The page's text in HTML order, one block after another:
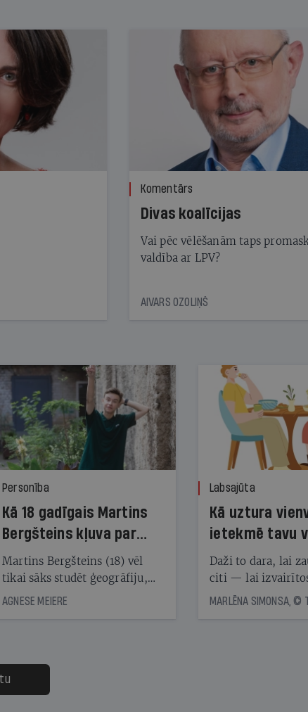
Komentārs
Divas koalīcijas
Vai pēc vēlēšanām taps
valdība ar LPV?
AIVARS OZOLIŅŠ
Personība
Kā 18 gadīgais Martins
Bergšteins kļuva par
laika ziņu seju?
Martins Bergšteins (18) vēl
tikai sāks studēt ģeogrāfiju,
bet viņa sacītajam jau uzticas
uzcītīga darba, mammas
atbalsts un drosme turpināt
meteovērojumus arī tad, kad
AGNESE MEIERE
Labsajūta
Kā uztura
ietekmē tavu
Daži to dara, lai
citi — lai izvairītos
kas saistītas ar